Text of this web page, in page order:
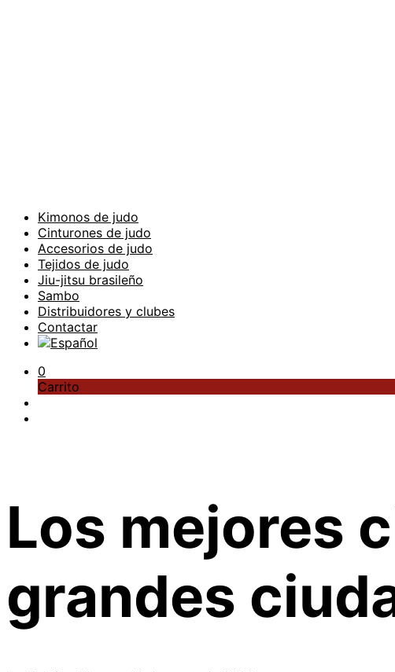
Kimonos de judo
Cinturones de judo
Accesorios de judo
Tejidos de judo
Jiu-jitsu brasileño
Sambo
Distribuidores y clubes
Contactar
0
Carrito
Los mejores
grandes